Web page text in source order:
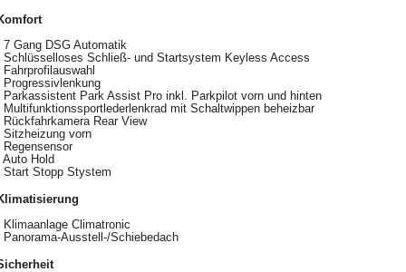
7 Gang DSG Automatik
Schließ- und Startsystem Keyless Access
Park Assist Pro inkl. Parkpilot vorn und hinten
mit Schaltwippen beheizbar
Rear View
vorn
Hold
Stopp Stystem
Klimaanlage Climatronic
Ausstell-/Schiebedach